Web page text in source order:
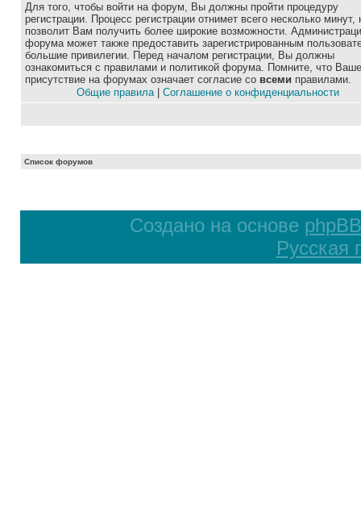
Для того, чтобы войти на форум, Вы должны пройти процедуру
регистрации. Процесс регистрации отнимет всего несколько минут,
позволит Вам получить более широкие возможности.
форума может также предоставить зарегистрированным
большие привилегии. Перед началом регистрации, Вы должны
ознакомиться с правилами и политикой форума. Помните, что Ваше
присутствие на форумах означает согласие со всеми правилами.
Общие правила| Соглашение о конфиденциальности
Список форумов
Создано на основе phpBB
Русская